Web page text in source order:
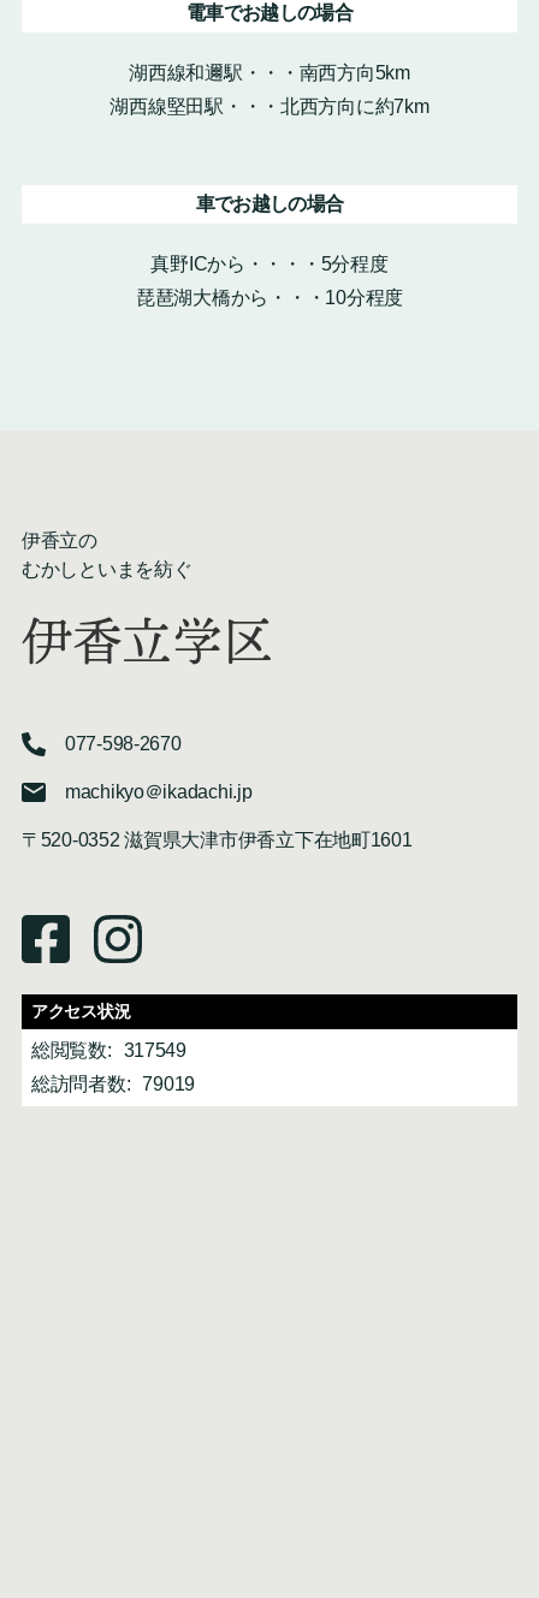
電車でお越しの場合
湖西線和邇駅・・・南西方向5km
湖西線堅田駅・・・北西方向に約7km
車でお越しの場合
真野ICから・・・・5分程度
琵琶湖大橋から・・・10分程度
伊香立の
むかしといまを紡ぐ
伊香立学区
077-598-2670
machikyo＠ikadachi.jp
〒520-0352 滋賀県大津市伊香立下在地町1601
アクセス状況
総閲覧数:
317549
総訪問者数:
79019